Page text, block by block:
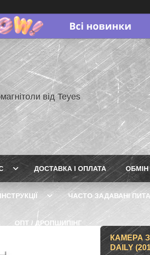
від Teyes
ДОСТАВКА І ОПЛАТА
ІНСТРУКЦІЇ ЧАСТО ЗАДАВАНІ
ОПТ / ДРОПШИПІНГ
КАМЕРА
DAILY